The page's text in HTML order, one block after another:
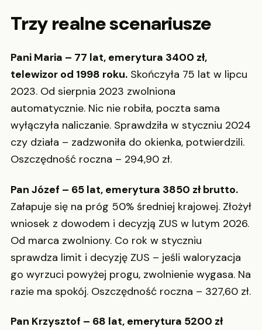
Trzy realne scenariusze
Pani Maria – 77 lat, emerytura 3400 zł,
telewizor od 1998 roku. Skończyła 75 lat w lipcu
2023. Od sierpnia 2023 zwolniona
automatycznie. Nic nie robiła, poczta sama
wyłączyła naliczanie. Sprawdziła w styczniu 2024
czy działa – zadzwoniła do okienka, potwierdzili.
Oszczędność roczna – 294,90 zł.
Pan Józef – 65 lat, emerytura 3850 zł brutto.
Załapuje się na próg 50% średniej krajowej. Złożył
wniosek z dowodem i decyzją ZUS w lutym 2026.
Od marca zwolniony. Co rok w styczniu
sprawdza limit i decyzję ZUS – jeśli waloryzacja
go wyrzuci powyżej progu, zwolnienie wygasa. Na
razie ma spokój. Oszczędność roczna – 327,60 zł.
Pan Krzysztof – 68 lat, emerytura 5200 zł